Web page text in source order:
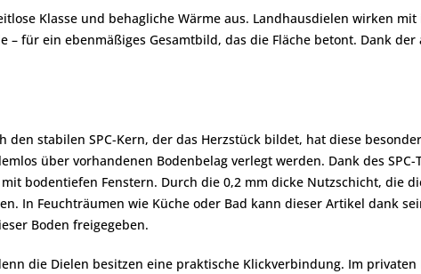
Klasse und behagliche Wärme aus. Landhausdielen wirken
– für ein ebenmäßiges Gesamtbild, das die Fläche betont. Dank
den stabilen SPC-Kern, der das Herzstück bildet, hat diese
über vorhandenen Bodenbelag verlegt werden. Dank des
bodentiefen Fenstern. Durch die 0,2 mm dicke Nutzschicht, die
In Feuchträumen wie Küche oder Bad kann dieser Artikel dank
Boden freigegeben.
die Dielen besitzen eine praktische Klickverbindung. Im